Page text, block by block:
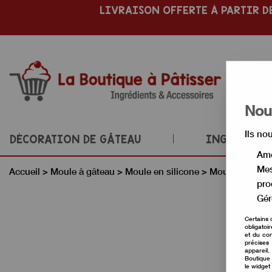
LIVRAISON OFFERTE À PARTIR
DÉCORATION DE GÂTEAU
Accueil > Moule à gâteau > Moule en silicone > Moule à
Ils
Certains
et du
le widget